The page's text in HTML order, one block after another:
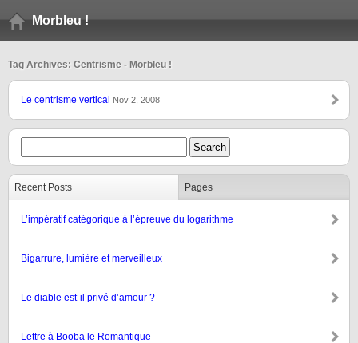
Morbleu !
Tag Archives: Centrisme - Morbleu !
Le centrisme vertical Nov 2, 2008
Recent Posts Pages
L’impératif catégorique à l’épreuve du logarithme
Bigarrure, lumière et merveilleux
Le diable est-il privé d’amour ?
Lettre à Booba le Romantique